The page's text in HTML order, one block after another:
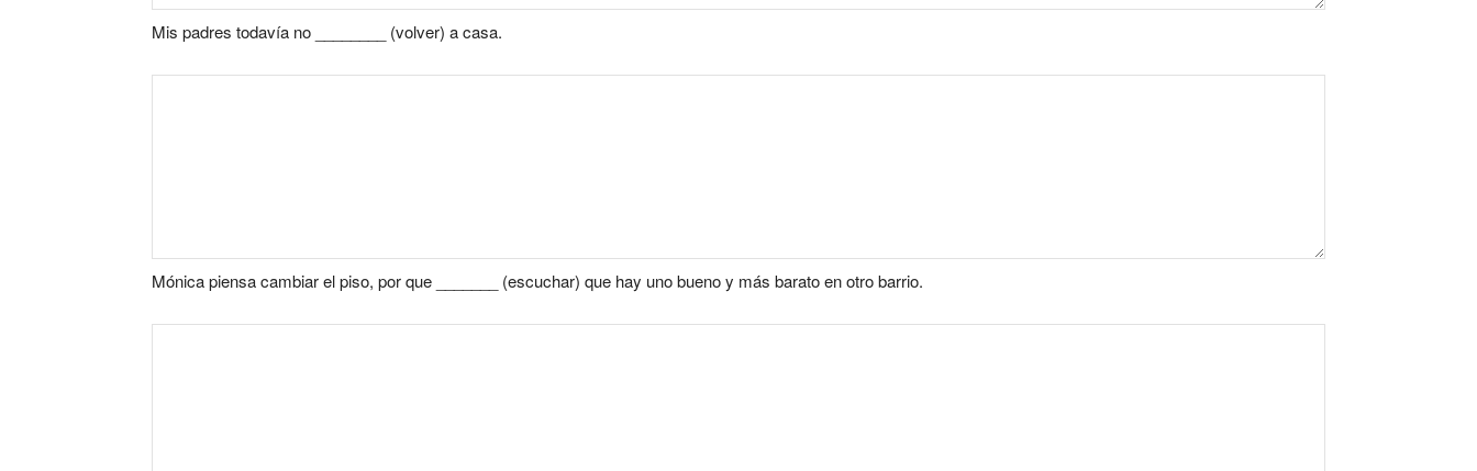
Mis padres todavía no ________ (volver) a casa.
Mónica piensa cambiar el piso, por que _______ (escuchar) que hay uno bueno y más barato en otro barrio.